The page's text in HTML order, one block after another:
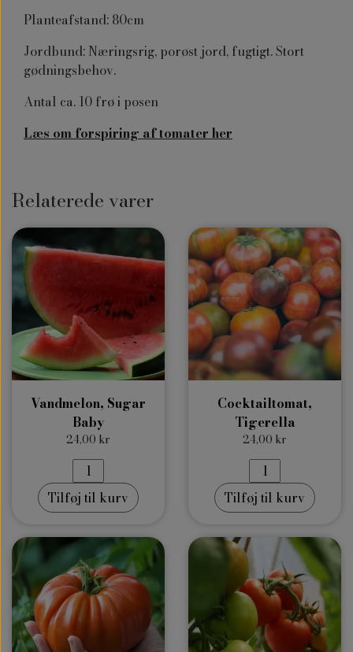
Planteafstand: 80cm
Jordbund: Næringsrig, porøst jord, fugtigt. Stort
gødningsbehov.
Antal ca. 10 frø i posen
Læs om forspiring af tomater her
Relaterede varer
Vandmelon, Sugar
Baby
24,00 kr
Tilføj til kurv
Cocktailtomat,
Tigerella
24,00 kr
Tilføj til kurv